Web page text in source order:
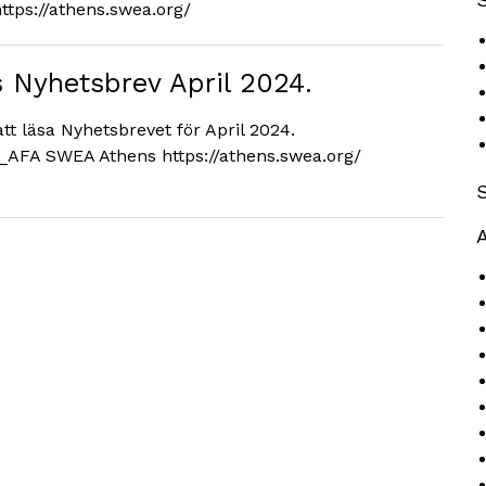
athens.swea.org/
Nyhetsbrev April 2024.
läsa Nyhetsbrevet för April 2024.
SWEA Athens https://athens.swea.org/